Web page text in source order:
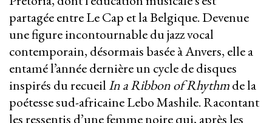
partagée entre Le Cap et la Belgique. Devenue
une figure incontournable du jazz vocal
contemporain, désormais basée à Anvers, elle a
entamé l’année dernière un cycle de disques
inspirés du recueilIn a Ribbon of Rhythmde la
poétesse sud-africaine Lebo Mashile. Racontant
les ressentis d’une femme noire qui, après les